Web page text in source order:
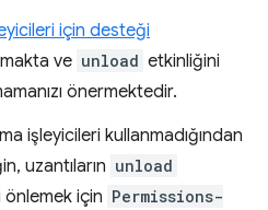
için desteği
ve unload etkinliğini
önermektedir.
işleyicileri kullanmadığından
uzantıların unload
önlemek için Permissions-